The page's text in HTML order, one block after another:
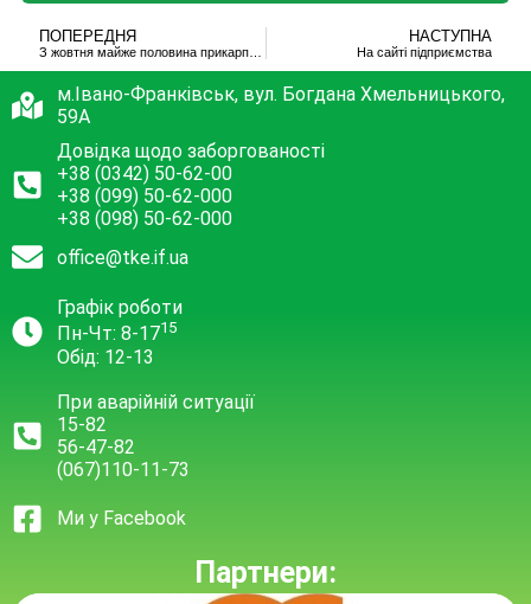
ПОПЕРЕДНЯ НАСТУПНА
На сайті підприємства
м.Івано-Франківськ, вул. Богдана Хмельницького,
59А
Довідка щодо заборгованості
+38 (0342) 50-62-00
+38 (099) 50-62-000
+38 (098) 50-62-000
office@tke.if.ua
Графік роботи
Пн-Чт: 8-1715
Обід: 12-13
При аварійній ситуації
15-82
56-47-82
(067)110-11-73
Ми у Facebook
Партнери: